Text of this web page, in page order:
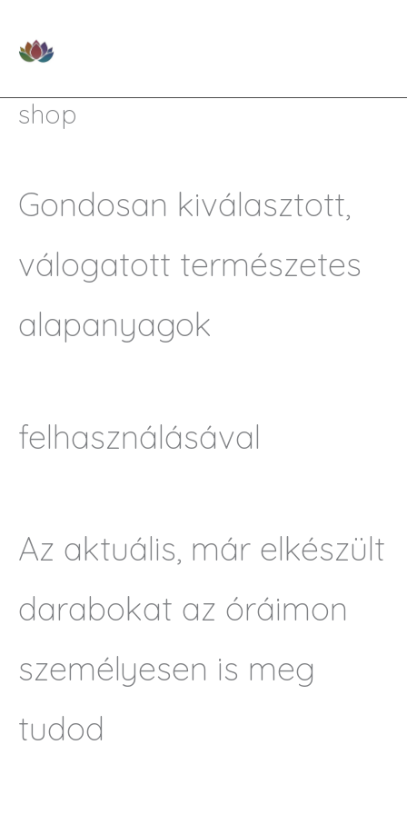
content
shop
Gondosan kiválasztott,
válogatott természetes
alapanyagok
felhasználásával
Az aktuális, már elkészült
darabokat az óráimon
személyesen is meg
tudod